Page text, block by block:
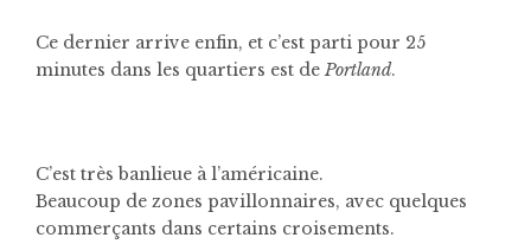
Ce dernier arrive enfin, et c’est parti pour 25
minutes dans les quartiers est de Portland.
C’est très banlieue à l’américaine.
Beaucoup de zones pavillonnaires, avec quelques
commerçants dans certains croisements.